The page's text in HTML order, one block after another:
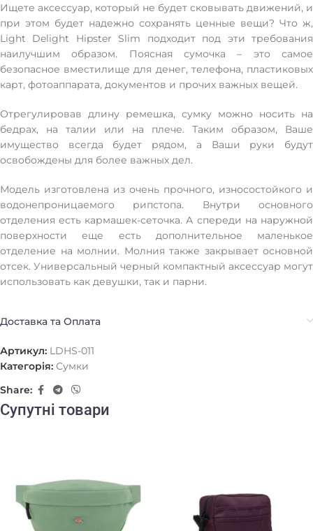
Ищете аксессуар, который не будет сковывать движений, и
при этом будет надежно сохранять ценные вещи? Что ж,
Light Delight Hipster Slim подходит под эти требования
наилучшим образом. Поясная сумочка – это самое
безопасное вместилище для денег, телефона, пластиковых
карт, фотоаппарата, документов и прочих важных вещей.
Отрегулировав длину ремешка, сумку можно носить на
бедрах, на талии или на плече. Таким образом, Ваше
имущество всегда будет рядом, а Ваши руки будут
освобождены для более важных дел.
Модель изготовлена из очень прочного, износостойкого и
водонепроницаемого рипстопа. Внутри основного
отделения есть кармашек-сеточка. А спереди на наружной
поверхности еще есть дополнительное маленькое
отделение на молнии. Молния также закрывает основной
отсек. Универсальный черный компактный аксессуар могут
использовать как девушки, так и парни.
Доставка та Оплата
Артикул: LDHS-011
Категорія: Сумки
Share:
Супутні товари